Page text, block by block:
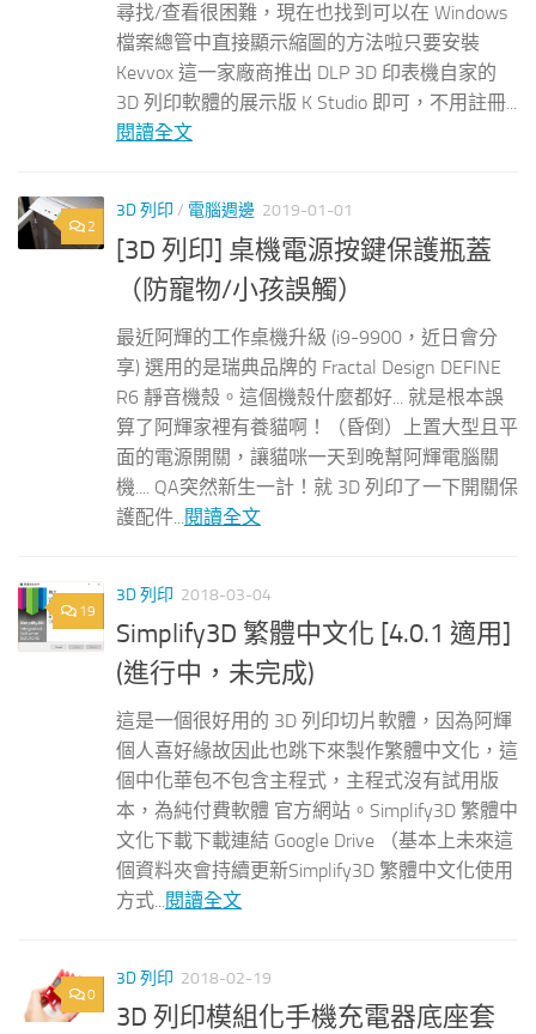
尋找/查看很困難，現在也找到可以在 Windows
檔案總管中直接顯示縮圖的方法啦只要安裝
Kevvox 這一家廠商推出 DLP 3D 印表機自家的
3D 列印軟體的展示版 K Studio 即可，不用註冊...
閱讀全文
2
3D 列印 / 電腦週邊 2019-01-01
[3D 列印] 桌機電源按鍵保護瓶蓋
（防寵物/小孩誤觸）
最近阿輝的工作桌機升級 (i9-9900，近日會分
享) 選用的是瑞典品牌的 Fractal Design DEFINE
R6 靜音機殼。這個機殼什麼都好... 就是根本誤
算了阿輝家裡有養貓啊！（昏倒）上置大型且平
面的電源開關，讓貓咪一天到晚幫阿輝電腦關
機.... QA突然新生一計！就 3D 列印了一下開關保
護配件... 閱讀全文
19
3D 列印 2018-03-04
Simplify3D 繁體中文化 [4.0.1 適用]
(進行中，未完成)
這是一個很好用的 3D 列印切片軟體，因為阿輝
個人喜好緣故因此也跳下來製作繁體中文化，這
個中化華包不包含主程式，主程式沒有試用版
本，為純付費軟體 官方網站。Simplify3D 繁體中
文化下載下載連結 Google Drive （基本上未來這
個資料夾會持續更新Simplify3D 繁體中文化使用
方式... 閱讀全文
0
3D 列印 2018-02-19
3D 列印模組化手機充電器底座套